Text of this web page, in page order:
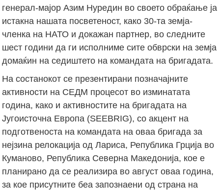
генерал-мајор Азим Нуредин во своето обраќање ја
истакна нашата посветеност, како 30-та земја-
членка на НАТО и докажан партнер, во следните
шест години да ги исполниме сите обврски на земја
домаќин на седиштето на командата на бригадата.
На состанокот се презентирани позначајните
активности на СЕДМ процесот во изминатата
година, како и активностите на бригадата на
Југоисточна Европа (SEEBRIG), со акцент на
подготвеноста на командата на оваа бригада за
нејзина релокација од Лариса, Република Грција во
Куманово, Република Северна Македонија, кое е
планирано да се реализира во август оваа година,
за кое присутните беа запознаени од страна на